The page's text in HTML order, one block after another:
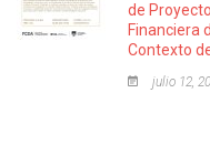
de
Financiera
Contexto
julio 12,